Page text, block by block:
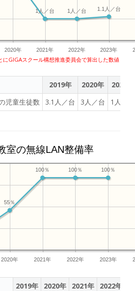
2020年 2021年 2022年 2023年
1.1人／台
1人／台
1人／台
GIGAスクール構想推進委員会で算出した数値
2019年 2020年
2021年
児童生徒数
3.1人／台 3人／台 1人／台
室の無線LAN整備率
2020年 2021年 2022年 2023年
100％
100％
100％
55％
2019年 2020年 2021年 2022年